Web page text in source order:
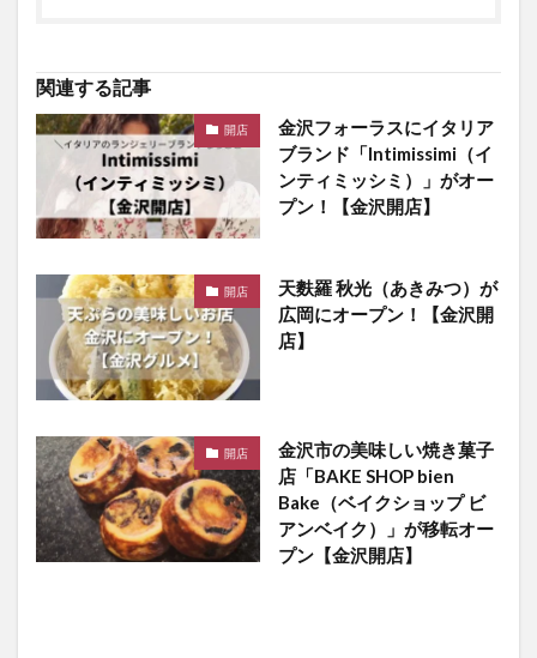
関連する記事
開店
金沢フォーラスにイタリア
ブランド「Intimissimi（イ
ンティミッシミ）」がオー
プン！【金沢開店】
開店
天麩羅 秋光（あきみつ）が
広岡にオープン！【金沢開
店】
開店
金沢市の美味しい焼き菓子
店「BAKE SHOP bien
Bake（ベイクショップ ビ
アンベイク）」が移転オー
プン【金沢開店】